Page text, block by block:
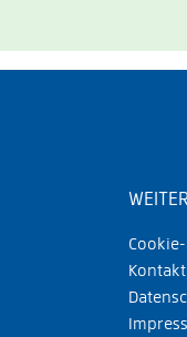
Kontakt